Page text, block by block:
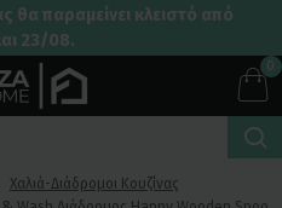
παραμείνει κλειστό από
23/08.
0
Χαλιά-Διάδρομοι Κουζίνας